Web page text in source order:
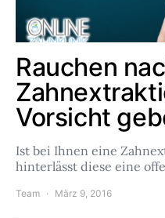
Rauchen
Vorsicht
Ist bei Ihnen eine
hinterlässt diese eine
Team März 9, 2016